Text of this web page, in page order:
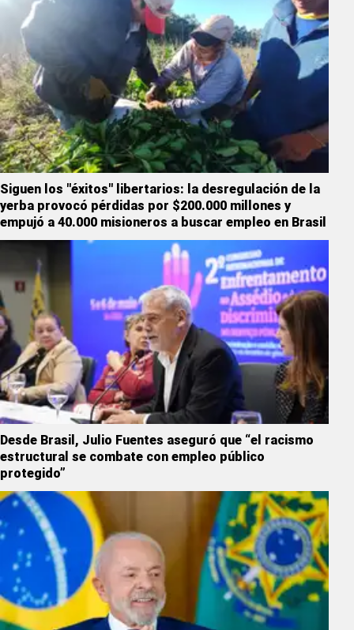
Siguen los "éxitos" libertarios: la desregulación de la
yerba provocó pérdidas por $200.000 millones y
empujó a 40.000 misioneros a buscar empleo en Brasil
Desde Brasil, Julio Fuentes aseguró que “el racismo
estructural se combate con empleo público
protegido”